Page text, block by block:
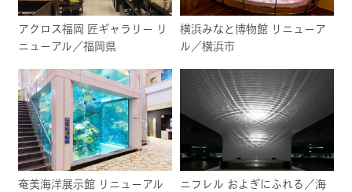
アクロス福岡 匠ギャラリー リ
ニューアル／福岡県
横浜みなと博物館 リニューア
ル／横浜市
奄美海洋展示館 リニューアル
ニフレル およぎにふれる／海